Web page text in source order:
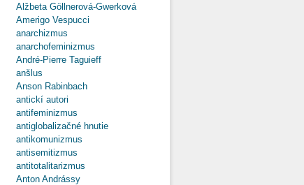
Alžbeta Göllnerová-Gwerková
Amerigo Vespucci
anarchizmus
anarchofeminizmus
André-Pierre Taguieff
anšlus
Anson Rabinbach
antickí autori
antifeminizmus
antiglobalizačné hnutie
antikomunizmus
antisemitizmus
antitotalitarizmus
Anton Andrássy